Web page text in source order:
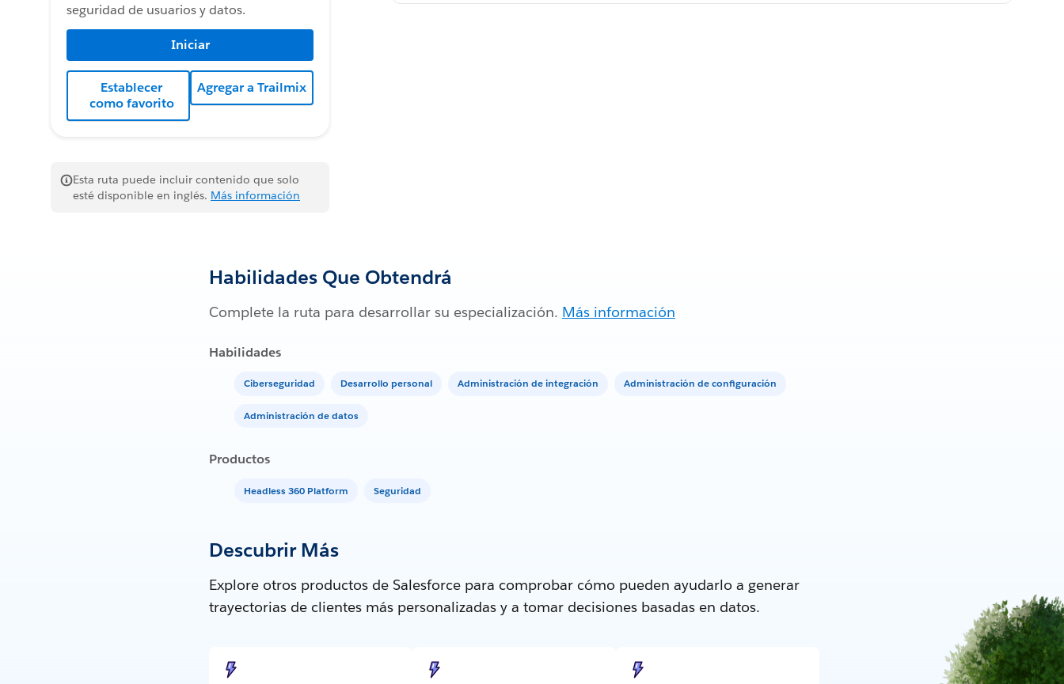
seguridad de usuarios y datos.
Iniciar
Establecer
como favorito
Agregar a Trailmix
Esta ruta puede incluir contenido que solo
esté disponible en inglés. Más información
Habilidades Que Obtendrá
Complete la ruta para desarrollar su especialización. Más información
Habilidades
Ciberseguridad Desarrollo personal Administración de integración Administración de configuración
Administración de datos
Productos
Headless 360 Platform Seguridad
Descubrir Más
Explore otros productos de Salesforce para comprobar cómo pueden ayudarlo a generar
trayectorias de clientes más personalizadas y a tomar decisiones basadas en datos.